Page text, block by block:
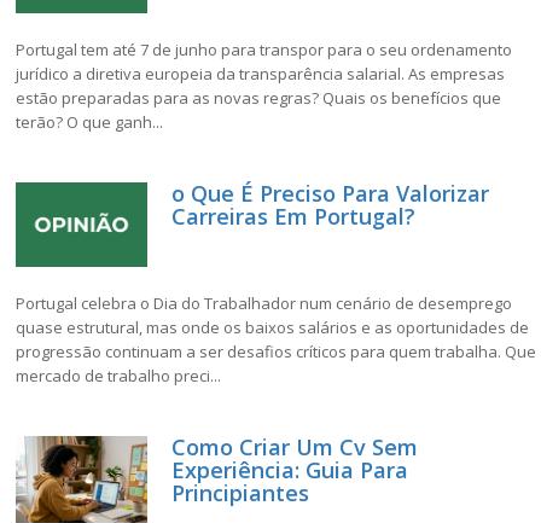
Portugal tem até 7 de junho para transpor para o seu ordenamento
jurídico a diretiva europeia da transparência salarial. As empresas
estão preparadas para as novas regras? Quais os benefícios que
terão? O que ganh...
o Que É Preciso Para Valorizar
Carreiras Em Portugal?
Portugal celebra o Dia do Trabalhador num cenário de desemprego
quase estrutural, mas onde os baixos salários e as oportunidades de
progressão continuam a ser desafios críticos para quem trabalha. Que
mercado de trabalho preci...
Como Criar Um Cv Sem
Experiência: Guia Para
Principiantes